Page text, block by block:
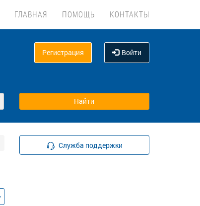
ГЛАВНАЯ ПОМОЩЬ КОНТАКТЫ
Регистрация Войти
Служба поддержки